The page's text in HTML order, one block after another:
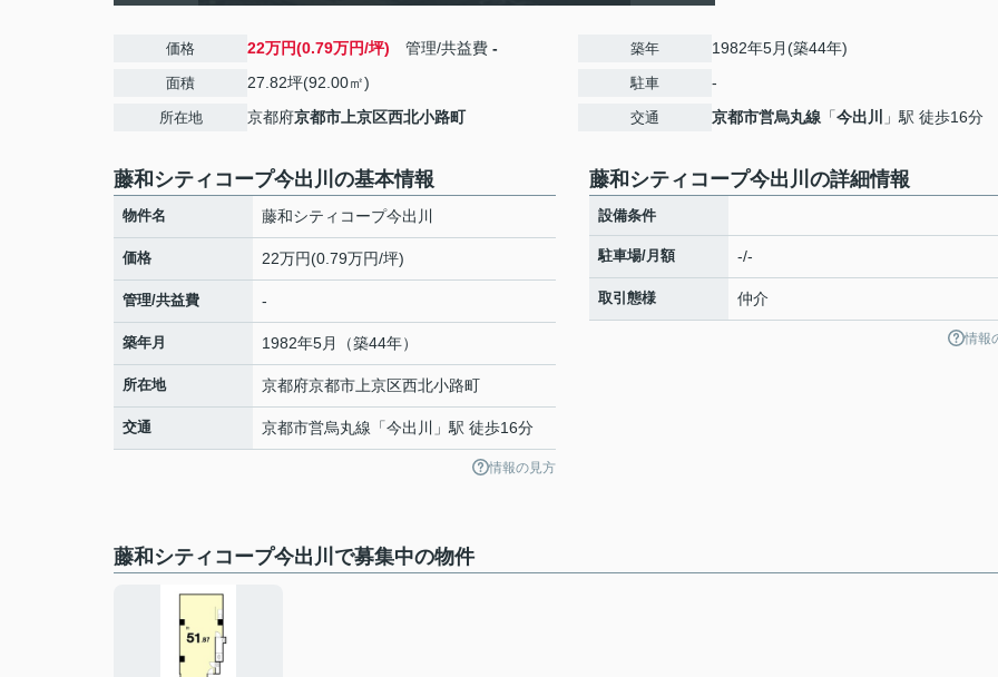
価格 22万円(0.79万円/坪) 管理/共益費 -
面積 27.82坪(92.00㎡)
所在地 京都府京都市上京区西北小路町
築年 1982年5月(築44年)
駐車 -
交通 京都市営烏丸線 「今出川 」駅 徒歩16分
藤和シティコープ今出川の基本情報
物件名 藤和シティコープ今出川
価格 22万円(0.79万円/坪)
管理/共益費 -
築年月 1982年5月（築44年）
所在地 京都府京都市上京区西北小路町
交通 京都市営烏丸線 「今出川 」駅 徒歩16分
情報の見方
藤和シティコープ今出川の詳細情報
設備条件
駐車場/月額 -/-
取引態様 仲介
情報
藤和シティコープ今出川で募集中の物件